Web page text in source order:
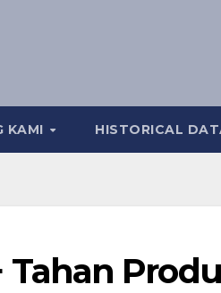
KAMI HISTORICAL
Tahan